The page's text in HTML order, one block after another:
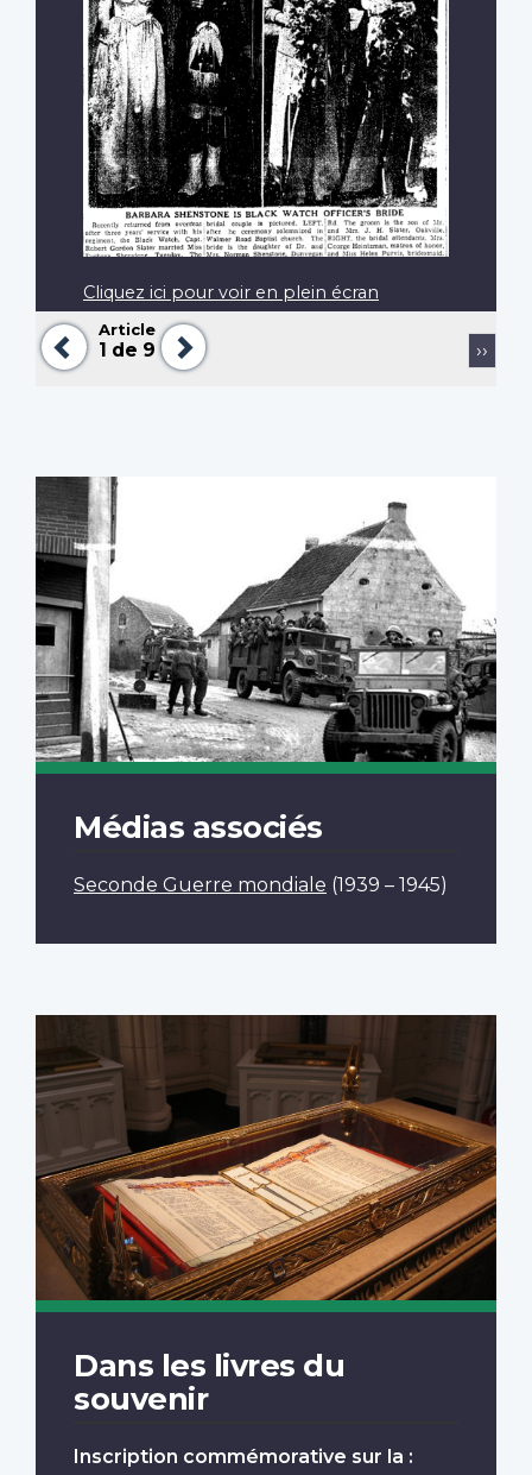
Précédent
Article
1 de 9
Suivant
Cliquez ici pour voir en plein écran
Pagination
Page
››
Médias associés
Seconde Guerre mondiale (1939 – 1945)
Dans les livres du
souvenir
Inscription commémorative sur la :